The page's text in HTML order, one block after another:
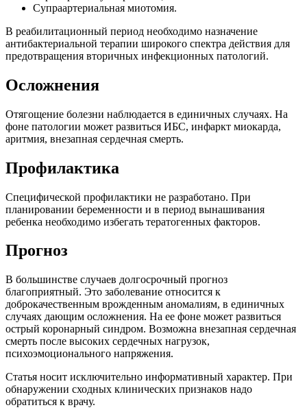
Супраартериальная миотомия.
В реабилитационный период необходимо назначение
антибактериальной терапии широкого спектра действия для
предотвращения вторичных инфекционных патологий.
Осложнения
Отягощение болезни наблюдается в единичных случаях. На
фоне патологии может развиться ИБС, инфаркт миокарда,
аритмия, внезапная сердечная смерть.
Профилактика
Специфической профилактики не разработано. При
планировании беременности и в период вынашивания
ребенка необходимо избегать тератогенных факторов.
Прогноз
В большинстве случаев долгосрочный прогноз
благоприятный. Это заболевание относится к
доброкачественным врожденным аномалиям, в единичных
случаях дающим осложнения. На ее фоне может развиться
острый коронарный синдром. Возможна внезапная сердечная
смерть после высоких сердечных нагрузок,
психоэмоционального напряжения.
Статья носит исключительно информативный характер. При
обнаружении сходных клинических признаков надо
обратиться к врачу.